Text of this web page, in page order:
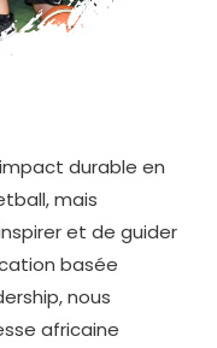
durable en
mais
et de guider
basée
nous
africaine